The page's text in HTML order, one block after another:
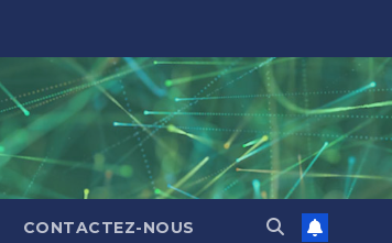
CONTACTEZ-NOUS